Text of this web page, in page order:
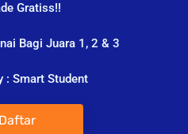
Gratiss!!
Bagi Juara 1, 2 & 3
: Smart Student